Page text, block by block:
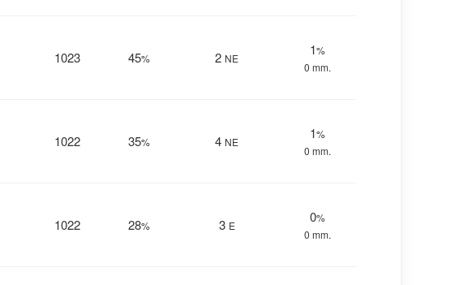
1023 45% 2 NE
1%
0 mm.
1022 35% 4 NE
1%
0 mm.
1022 28% 3 E
0%
0 mm.